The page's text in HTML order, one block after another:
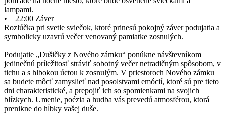
lampami.
• 22:00 Záver
Rozlúčka pri svetle sviečok, ktoré prinesú pokojný záver podujatia a
symbolicky uzavrú večer venovaný pamiatke zosnulých.
Podujatie „Dušičky z Nového zámku“ ponúkne návštevníkom
jedinečnú príležitosť stráviť sobotný večer netradičným spôsobom, v
tichu a s hlbokou úctou k zosnulým. V priestoroch Nového zámku
sa budete môcť zamyslieť nad posolstvami emócií, ktoré sú pre tieto
dni charakteristické, a prepojiť ich so spomienkami na svojich
blízkych. Umenie, poézia a hudba vás prevedú atmosférou, ktorá
prenikne do hĺbky vašej duše.